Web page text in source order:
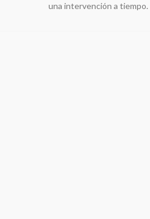
una intervención a tiempo.